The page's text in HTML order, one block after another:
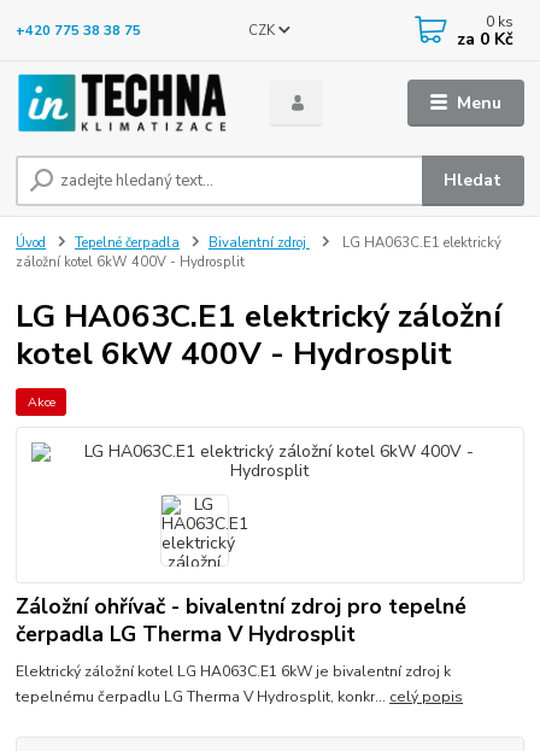
Menu
CZK
Hledat
+420 775 38 38 75 0 ks
za 0 Kč
Úvod Tepelné čerpadla Bivalentní zdroj
LG HA063C.E1 elektrický
záložní kotel 6kW 400V - Hydrosplit
LG HA063C.E1 elektrický záložní
kotel 6kW 400V - Hydrosplit
Akce
Záložní ohřívač - bivalentní zdroj pro tepelné
čerpadla LG Therma V Hydrosplit
Elektrický záložní kotel LG HA063C.E1 6kW je bivalentní zdroj k
tepelnému čerpadlu LG Therma V Hydrosplit, konkr... celý popis